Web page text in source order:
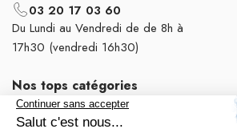
03 20 17 03 60
Du Lundi au Vendredi de de 8h à
17h30 (vendredi 16h30)
Nos tops catégories
Notre société